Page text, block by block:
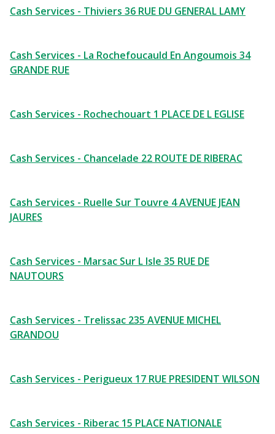
Cash Services - Thiviers 36 RUE DU GENERAL LAMY
Cash Services - La Rochefoucauld En Angoumois 34
GRANDE RUE
Cash Services - Rochechouart 1 PLACE DE L EGLISE
Cash Services - Chancelade 22 ROUTE DE RIBERAC
Cash Services - Ruelle Sur Touvre 4 AVENUE JEAN
JAURES
Cash Services - Marsac Sur L Isle 35 RUE DE
NAUTOURS
Cash Services - Trelissac 235 AVENUE MICHEL
GRANDOU
Cash Services - Perigueux 17 RUE PRESIDENT WILSON
Cash Services - Riberac 15 PLACE NATIONALE